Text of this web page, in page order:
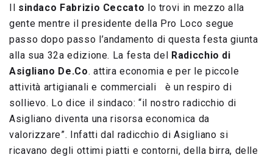
Il sindaco Fabrizio Ceccato lo trovi in mezzo alla
gente mentre il presidente della Pro Loco segue
passo dopo passo l’andamento di questa festa giunta
alla sua 32a edizione. La festa del Radicchio di
Asigliano De.Co. attira economia e per le piccole
attività artigianali e commerciali è un respiro di
sollievo. Lo dice il sindaco: “il nostro radicchio di
Asigliano diventa una risorsa economica da
valorizzare”. Infatti dal radicchio di Asigliano si
ricavano degli ottimi piatti e contorni, della birra, delle